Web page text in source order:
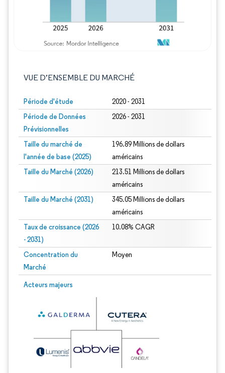
VUE D’ENSEMBLE DU MARCHÉ
Période d'étude 2020 - 2031
Période de Données
Prévisionnelles
2026 - 2031
Taille du marché de
l'année de base (2025)
196.89 Millions de dollars
américains
Taille du Marché (2026)
213.51 Millions de dollars
américains
Taille du Marché (2031)
345.05 Millions de dollars
américains
Taux de croissance (2026
- 2031)
10.08% CAGR
Concentration du
Marché
Moyen
Acteurs majeurs
Image © Mordor Intelligence. La réutilisation nécessite une attribution sous CC